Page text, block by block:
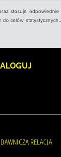
stosuje
celów
RELACJA